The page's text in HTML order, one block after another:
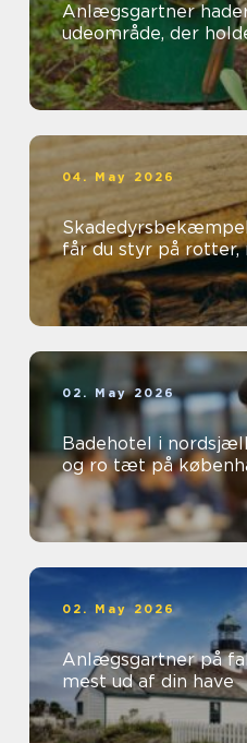
Anlægsgartner haderslev sådan
udeområde, der
04. May 2026
Skadedyrsbekæmpelse
får du styr på rotter,
02. May 2026
Badehotel i
og ro tæt på
02. May 2026
Anlægsgartner på falster
mest ud af din have